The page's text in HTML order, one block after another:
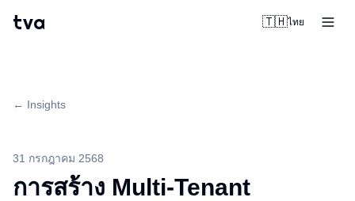
tva 🇹🇭ไทย
← Insights
31 กรกฎาคม 2568
การสร้าง Multi-Tenant